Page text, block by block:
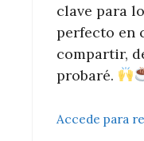
clave para
perfecto en
compartir,
probaré.
Accede para